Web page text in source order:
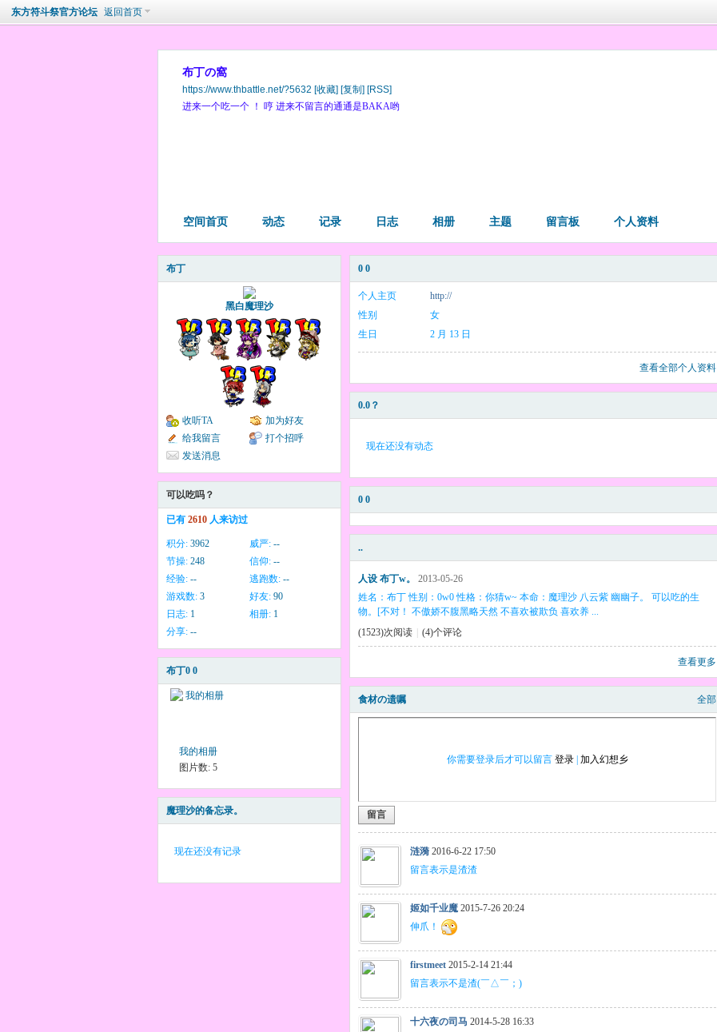
东方符斗祭官方论坛 返回首页
布丁の窩
https://www.thbattle.net/?5632 [收藏] [复制] [RSS]
进来一个吃一个 ！ 哼 进来不留言的通通是BAKA哟
空间首页 动态 记录 日志 相册 主题 留言板 个人资料
布丁
黑白魔理沙
收听TA
加为好友
给我留言
打个招呼
发送消息
可以吃吗？
已有 2610 人来访过
积分: 3962 威严: --
节操: 248 信仰: --
经验: -- 逃跑数: --
游戏数: 3 好友: 90
日志: 1 相册: 1
分享: --
布丁0 0
我的相册
图片数: 5
魔理沙的备忘录。
现在还没有记录
0 0
个人主页
http://
性别
女
生日
2 月 13 日
查看全部个人资料
0.0？
现在还没有动态
0 0
..
人设 布丁w。
2013-05-26
姓名：布丁 性别：0w0 性格：你猜w~ 本命：魔理沙 八云紫 幽幽子。 可以吃的生
物。[不对！ 不傲娇不腹黑略天然 不喜欢被欺负 喜欢养 ...
(1523)次阅读
(4)个评论
查看更多
食材の遗嘱 全部
你需要登录后才可以留言 登录| 加入幻想乡
留言
涟漪 2016-6-22 17:50
留言表示是渣渣
姬如千业魔 2015-7-26 20:24
伸爪！
firstmeet 2015-2-14 21:44
留言表示不是渣(￣△￣；)
十六夜の司马 2014-5-28 16:33